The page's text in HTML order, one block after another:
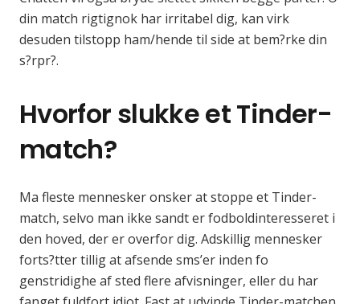
din match rigtignok har irritabel dig, kan virk
desuden tilstopp ham/hende til side at bem?rke din
s?rpr?.
Hvorfor slukke et Tinder-
match?
Ma fleste mennesker onsker at stoppe et Tinder-
match, selvo man ikke sandt er fodboldinteresseret i
den hoved, der er overfor dig. Adskillig mennesker
forts?tter tillig at afsende sms’er inden fo
genstridighe af sted flere afvisninger, eller du har